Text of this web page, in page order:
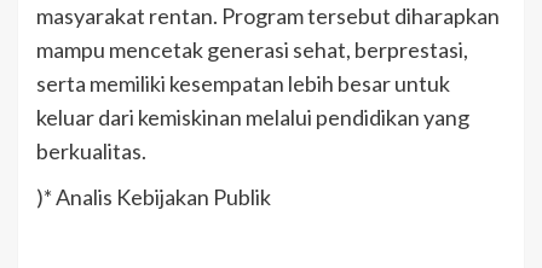
masyarakat rentan. Program tersebut diharapkan
mampu mencetak generasi sehat, berprestasi,
serta memiliki kesempatan lebih besar untuk
keluar dari kemiskinan melalui pendidikan yang
berkualitas.
)* Analis Kebijakan Publik